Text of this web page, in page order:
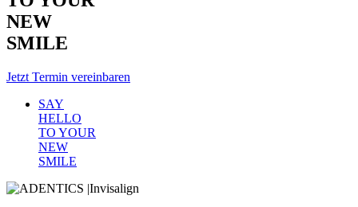
NEW
SMILE
Jetzt Termin vereinbaren
SAY
HELLO
TO YOUR
NEW
SMILE